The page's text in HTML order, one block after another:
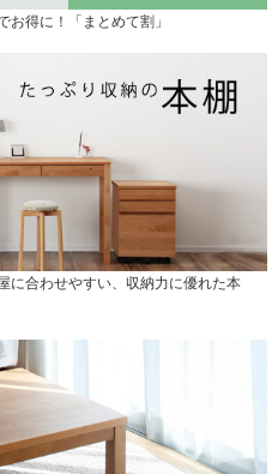
得に！「まとめて割」
に合わせやすい、収納力に優れた本